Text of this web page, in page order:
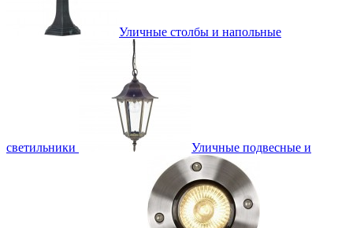
Уличные столбы и напольные
светильники Уличные подвесные и